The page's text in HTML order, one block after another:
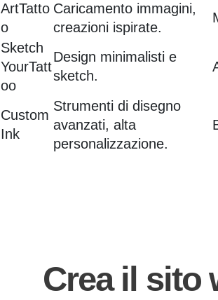
ArtTatto
o
Caricamento immagini,
creazioni ispirate.
Sketch
YourTatt
oo
Design minimalisti e
sketch.
Custom
Ink
Strumenti di disegno
avanzati, alta
personalizzazione.
Crea il sito